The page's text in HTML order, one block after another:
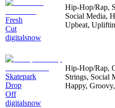
Fresh
Cut
digitalsnow
Hip-Hop/Rap,
Social Media,
Upbeat,
Skatepark
Drop
Off
digitalsnow
Hip-Hop/Rap,
Strings, Social
Happy,